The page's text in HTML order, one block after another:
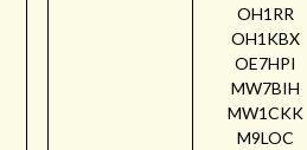
OH1RR
OH1KBX
OE7HPI
MW7BIH
MW1CKK
M9LOC